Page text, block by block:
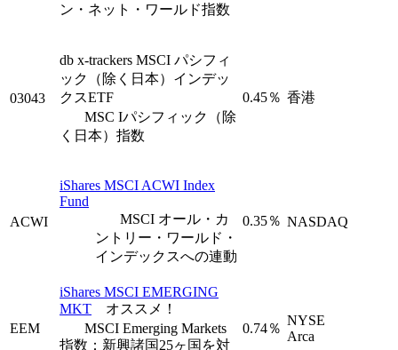
ン・ネット・ワールド指数
03043
db x-trackers MSCI パシフィ
ック（除く日本）インデッ
クスETF
MSC Iパシフィック（除
く日本）指数
0.45％ 香港
ACWI
iShares MSCI ACWI Index
Fund
MSCI オール・カ
ントリー・ワールド・
インデックスへの連動
0.35％ NASDAQ
EEM
iShares MSCI EMERGING
MKT
オススメ！
MSCI Emerging Markets
指数：新興諸国25ヶ国を対
0.74％
NYSE
Arca